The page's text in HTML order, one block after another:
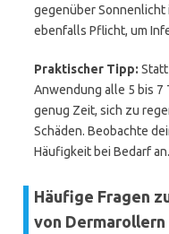
gegenüber Sonnenlicht
ebenfalls Pflicht, um
Praktischer Tipp:
Anwendung alle 5 bis 7
genug Zeit, sich zu
Schäden. Beobachte
Häufigkeit bei Bedarf an.
Häufige Fragen
von Dermarollern